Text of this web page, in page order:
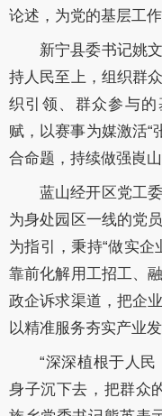
论述，为党的基层工作
新宁县委书记姚
持人民至上，组织群
织引领、群众参与
赋，以赛事为媒激活“
合命题，持续做强崀
蓝山经开区党工
为身处园区一线的党
为指引，秉持“做实企
靠前化解用工招工、
政企诉求渠道，把企
以精准服务夯实产业发
“深深植根于人
身子沉下去，把群众